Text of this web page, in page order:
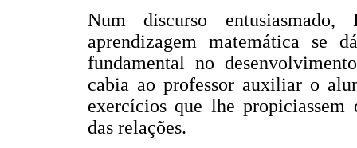
Num discurso
aprendizagem matemática se
fundamental no
cabia ao professor auxiliar o
exercícios que lhe propiciassem
das relações.